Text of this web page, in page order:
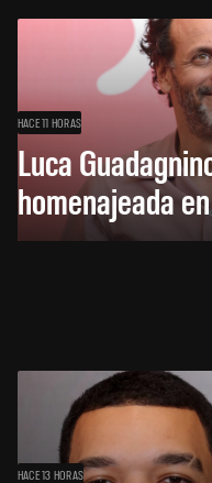
HACE 11 HORAS
Luca
homenajeada
HACE 13 HORAS